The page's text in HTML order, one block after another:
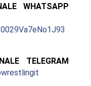
WHATSAPP
TELEGRAM